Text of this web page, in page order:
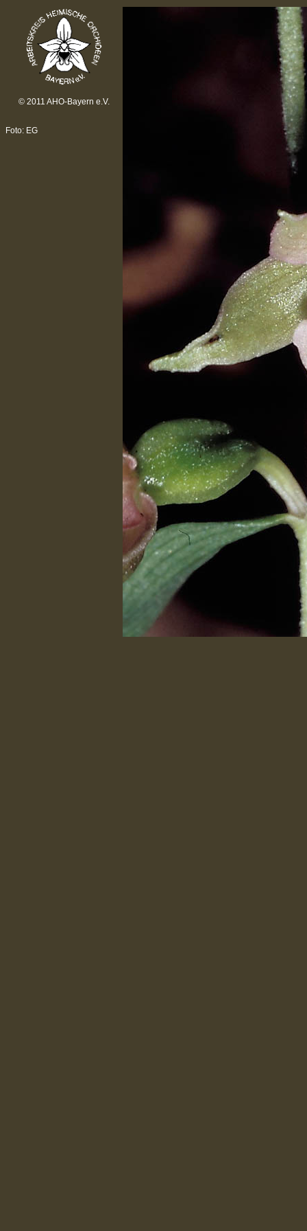
© 2011 AHO-Bayern e.V.
Foto: EG